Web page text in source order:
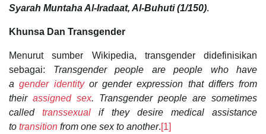
Syarah Muntaha Al-Iradaat, Al-Buhuti (1/150).
Khunsa Dan Transgender
Menurut sumber Wikipedia, transgender didefinisikan
sebagai: Transgender people are people who have
agender identityor gender expression that differs from
their assigned sex. Transgender people are sometimes
calledtranssexual if they desire medical assistance
to transition from one sex to another.[1]